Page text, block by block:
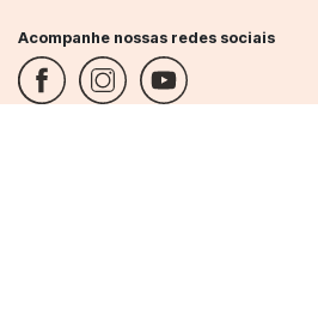
Acompanhe nossas redes sociais